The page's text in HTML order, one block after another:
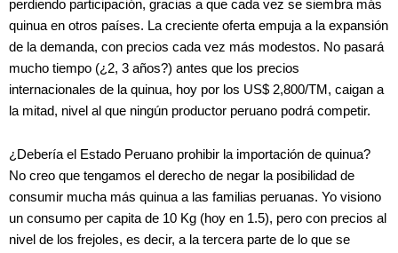
perdiendo participación, gracias a que cada vez se siembra más
quinua en otros países. La creciente oferta empuja a la expansión
de la demanda, con precios cada vez más modestos. No pasará
mucho tiempo (¿2, 3 años?) antes que los precios
internacionales de la quinua, hoy por los US$ 2,800/TM, caigan a
la mitad, nivel al que ningún productor peruano podrá competir.
¿Debería el Estado Peruano prohibir la importación de quinua?
No creo que tengamos el derecho de negar la posibilidad de
consumir mucha más quinua a las familias peruanas. Yo visiono
un consumo per capita de 10 Kg (hoy en 1.5), pero con precios al
nivel de los frejoles, es decir, a la tercera parte de lo que se